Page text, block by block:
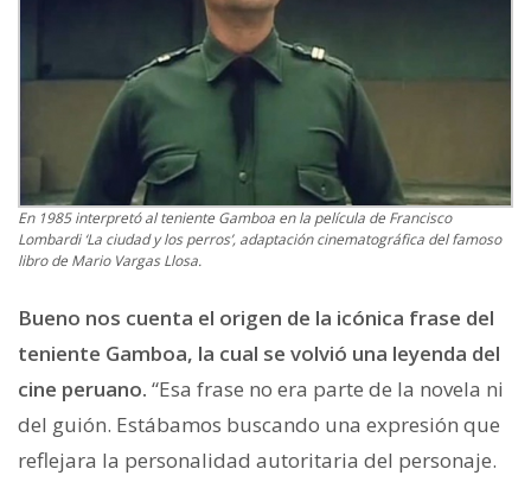
En 1985 interpretó al teniente Gamboa en la película de Francisco
Lombardi ‘La ciudad y los perros’, adaptación cinematográfica del famoso
libro de Mario Vargas Llosa.
Bueno nos cuenta el origen de la icónica frase del
teniente Gamboa, la cual se volvió una leyenda del
cine peruano. “Esa frase no era parte de la novela ni
del guión. Estábamos buscando una expresión que
reflejara la personalidad autoritaria del personaje.